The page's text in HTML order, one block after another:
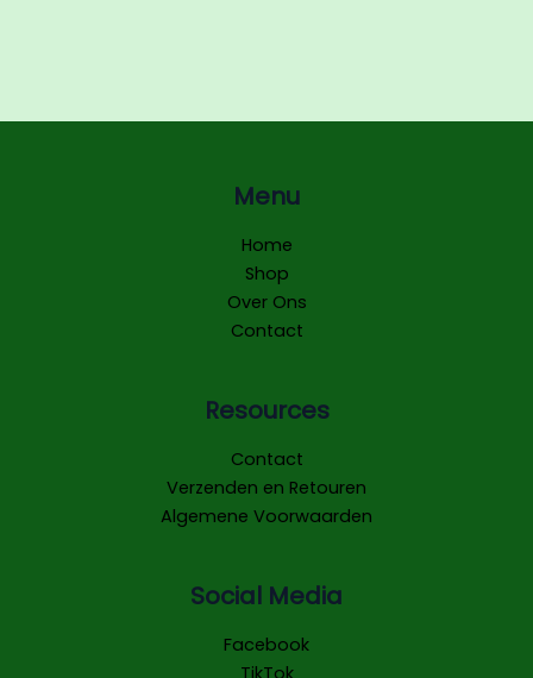
Menu
Home
Shop
Over Ons
Contact
Resources
Contact
Verzenden en Retouren
Algemene Voorwaarden
Social Media
Facebook
TikTok